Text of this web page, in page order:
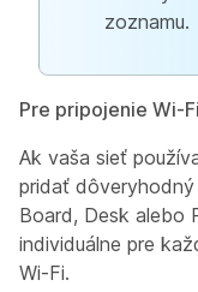
zoznamu.
Pre pripojenie Wi-Fi
Ak vaša sieť
pridať
Board, Desk alebo
individuálne pre
Wi-Fi.